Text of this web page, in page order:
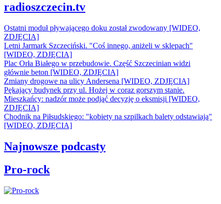
radioszczecin.tv
Ostatni moduł pływającego doku został zwodowany [WIDEO,
ZDJĘCIA]
Letni Jarmark Szczeciński. "Coś innego, aniżeli w sklepach"
[WIDEO, ZDJĘCIA]
Plac Orła Białego w przebudowie. Część Szczecinian widzi
głównie beton [WIDEO, ZDJĘCIA]
Zmiany drogowe na ulicy Andersena [WIDEO, ZDJĘCIA]
Pękający budynek przy ul. Hożej w coraz gorszym stanie.
Mieszkańcy: nadzór może podjąć decyzję o eksmisji [WIDEO,
ZDJĘCIA]
Chodnik na Piłsudskiego: "kobiety na szpilkach balety odstawiają"
[WIDEO, ZDJĘCIA]
Najnowsze podcasty
Pro-rock